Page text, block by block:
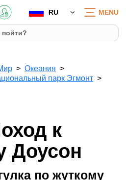
RU MENU
Океания
парк Эгмонт
к
Доусон
по жуткому